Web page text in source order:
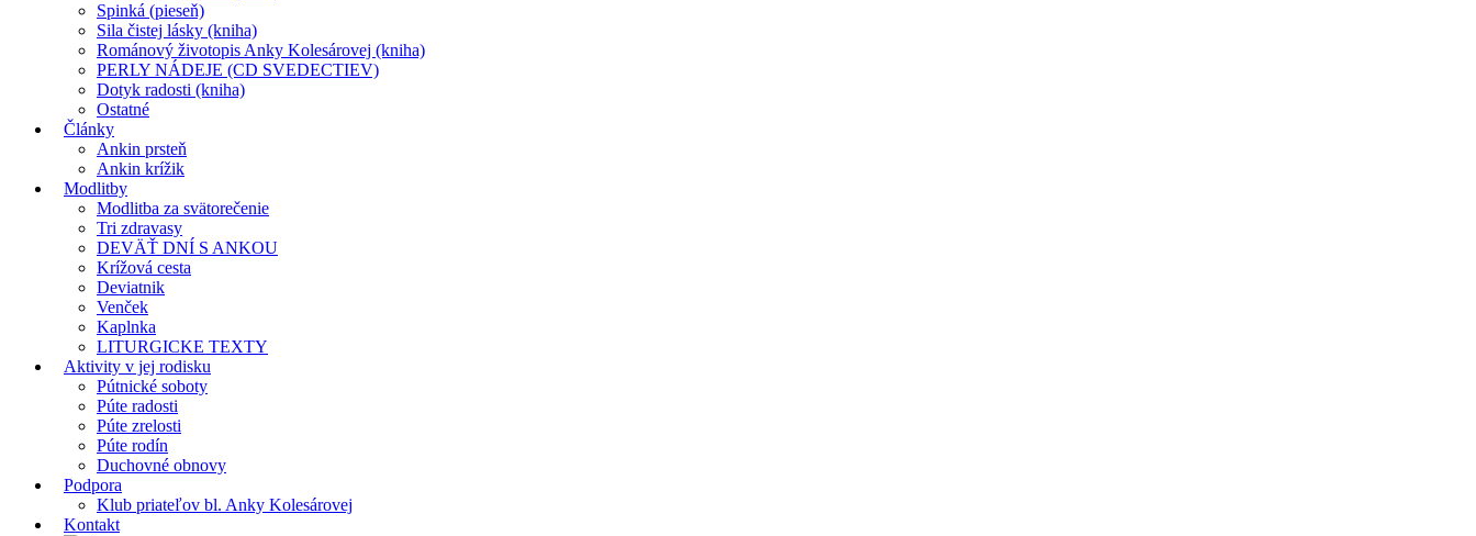
Spinká (pieseň)
Sila čistej lásky (kniha)
Románový životopis Anky Kolesárovej (kniha)
PERLY NÁDEJE (CD SVEDECTIEV)
Dotyk radosti (kniha)
Ostatné
Články
Ankin prsteň
Ankin krížik
Modlitby
Modlitba za svätorečenie
Tri zdravasy
DEVÄŤ DNÍ S ANKOU
Krížová cesta
Deviatnik
Venček
Kaplnka
LITURGICKE TEXTY
Aktivity v jej rodisku
Pútnické soboty
Púte radosti
Púte zrelosti
Púte rodín
Duchovné obnovy
Podpora
Klub priateľov bl. Anky Kolesárovej
Kontakt